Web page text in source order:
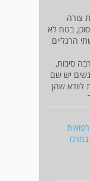
צורה
בטח לא
הרגליים
סיבות,
יש שם
לוודא שהן